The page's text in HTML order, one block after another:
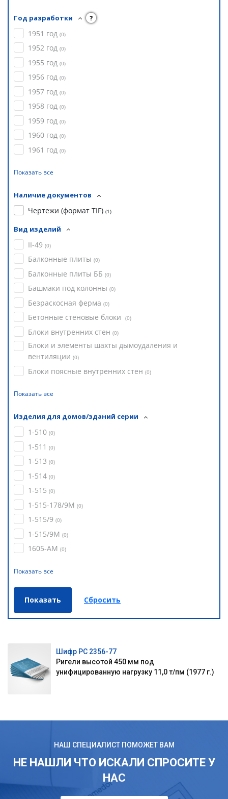
Год разработки ?
1951 год (0)
1952 год (0)
1955 год (0)
1956 год (0)
1957 год (0)
1958 год (0)
1959 год (0)
1960 год (0)
1961 год (0)
Показать все
Наличие документов
Чертежи (формат TIF) (1)
Вид изделий
II-49 (0)
Балконные плиты (0)
Балконные плиты ББ (0)
Башмаки под колонны (0)
Безраскосная ферма (0)
Бетонные стеновые блоки (0)
Блоки внутренних стен (0)
Блоки и элементы шахты дымоудаления и
вентиляции (0)
Блоки поясные внутренних стен (0)
Показать все
Изделия для домов/зданий серии
1-510 (0)
1-511 (0)
1-513 (0)
1-514 (0)
1-515 (0)
1-515-178/9М (0)
1-515/9 (0)
1-515/9М (0)
1605-АМ (0)
Показать все
Шифр РС 2356-77
Ригели высотой 450 мм под
унифицированную нагрузку 11,0 т/пм (1977 г.)
НАШ СПЕЦИАЛИСТ ПОМОЖЕТ ВАМ
НЕ НАШЛИ ЧТО ИСКАЛИ СПРОСИТЕ У
НАС